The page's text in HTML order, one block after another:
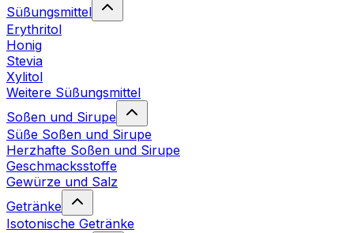
Süßungsmittel
Erythritol
Honig
Stevia
Xylitol
Weitere Süßungsmittel
Soßen und Sirupe
Süße Soßen und Sirupe
Herzhafte Soßen und Sirupe
Geschmacksstoffe
Gewürze und Salz
Getränke
Isotonische Getränke